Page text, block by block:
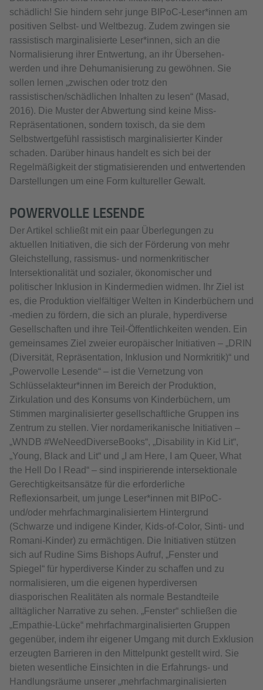
schädlich! Sie hindern sehr junge BIPoC-Leser*innen am
positiven Selbst- und Weltbezug. Zudem zwingen sie
rassistisch marginalisierte Leser*innen, sich an die
Normalisierung ihrer Entwertung, an ihr Übersehen-
werden und ihre Dehumanisierung zu gewöhnen. Sie
sollen lernen „zwischen oder trotz den
rassistischen/schädlichen Inhalten zu lesen“ (Masad,
2016). Die Muster der Abwertung sind keine Miss-
Repräsentationen, sondern toxisch, da sie dem
Selbstwertgefühl rassistisch marginalisierter Kinder
schaden. Darüber hinaus handelt es sich bei der
Regelmäßigkeit der stigmatisierenden und entwertenden
Darstellungen um eine Form kultureller Gewalt.
POWERVOLLE LESENDE
Der Artikel schließt mit ein paar Überlegungen zu
aktuellen Initiativen, die sich der Förderung von mehr
Gleichstellung, rassismus- und normenkritischer
Intersektionalität und sozialer, ökonomischer und
politischer Inklusion in Kindermedien widmen. Ihr Ziel ist
es, die Produktion vielfältiger Welten in Kinderbüchern und
-medien zu fördern, die sich an plurale, hyperdiverse
Gesellschaften und ihre Teil-Öffentlichkeiten wenden. Ein
gemeinsames Ziel zweier europäischer Initiativen – „DRIN
(Diversität, Repräsentation, Inklusion und Normkritik)“ und
„Powervolle Lesende“ – ist die Vernetzung von
Schlüsselakteur*innen im Bereich der Produktion,
Zirkulation und des Konsums von Kinderbüchern, um
Stimmen marginalisierter gesellschaftliche Gruppen ins
Zentrum zu stellen. Vier nordamerikanische Initiativen –
„WNDB #WeNeedDiverseBooks“, „Disability in Kid Lit“,
„Young, Black and Lit“ und „I am Here, I am Queer, What
the Hell Do I Read“ – sind inspirierende intersektionale
Gerechtigkeitsansätze für die erforderliche
Reflexionsarbeit, um junge Leser*innen mit BIPoC-
und/oder mehrfachmarginalisiertem Hintergrund
(Schwarze und indigene Kinder, Kids-of-Color, Sinti- und
Romani-Kinder) zu ermächtigen. Die Initiativen stützen
sich auf Rudine Sims Bishops Aufruf, „Fenster und
Spiegel“ für hyperdiverse Kinder zu schaffen und zu
normalisieren, um die eigenen hyperdiversen
diasporischen Realitäten als normale Bestandteile
alltäglicher Narrative zu sehen. „Fenster“ schließen die
„Empathie-Lücke“ mehrfachmarginalisierten Gruppen
gegenüber, indem ihr eigener Umgang mit durch Exklusion
erzeugten Barrieren in den Mittelpunkt gestellt wird. Sie
bieten wesentliche Einsichten in die Erfahrungs- und
Handlungsräume unserer „mehrfachmarginalisierten